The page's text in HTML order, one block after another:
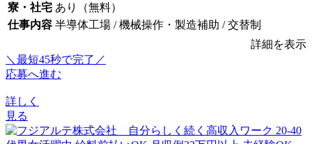
寮・社宅 あり（無料）
仕事内容 半導体工場 / 機械操作・製造補助 / 交替制
詳細を表示
＼最短45秒で完了／
応募へ進む
詳しく
見る